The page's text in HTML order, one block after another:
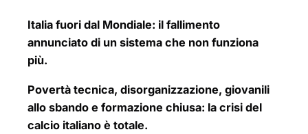
Italia fuori dal Mondiale: il fallimento
annunciato di un sistema che non funziona
più.
Povertà tecnica, disorganizzazione, giovanili
allo sbando e formazione chiusa: la crisi del
calcio italiano è totale.